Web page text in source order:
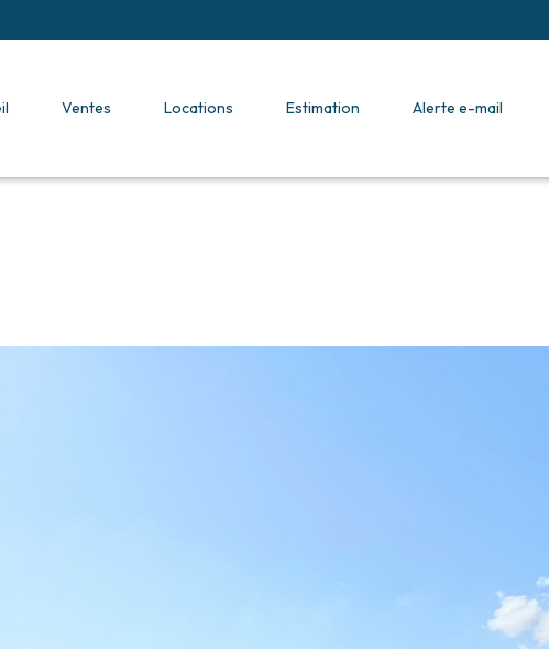
ventes locations estimation alerte e-mail